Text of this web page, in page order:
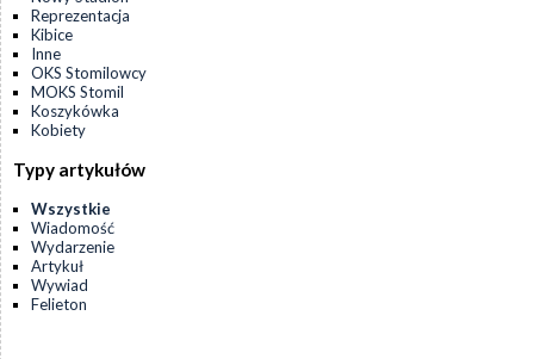
Reprezentacja
Kibice
Inne
OKS Stomilowcy
MOKS Stomil
Koszykówka
Kobiety
Typy artykułów
Wszystkie
Wiadomość
Wydarzenie
Artykuł
Wywiad
Felieton